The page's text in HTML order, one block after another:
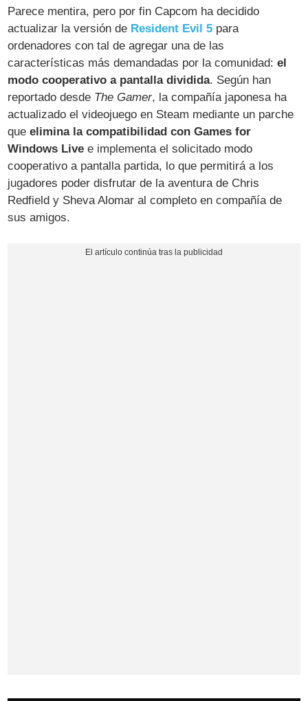
Parece mentira, pero por fin Capcom ha decidido
actualizar la versión de Resident Evil 5 para
ordenadores con tal de agregar una de las
características más demandadas por la comunidad:el
modo cooperativo a pantalla dividida. Según han
reportado desde The Gamer, la compañía japonesa ha
actualizado el videojuego en Steam mediante un parche
queelimina la compatibilidad con Games for
Windows Live e implementa el solicitado modo
cooperativo a pantalla partida, lo que permitirá a los
jugadores poder disfrutar de la aventura de Chris
Redfield y Sheva Alomar al completo en compañía de
sus amigos.